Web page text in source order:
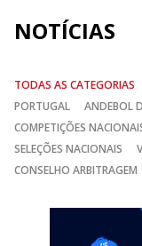
NOTÍCIAS
TODAS AS CATEGORIAS
PORTUGAL
ANDEBOL
COMPETIÇÕES
SELEÇÕES NACIONAIS
CONSELHO ARBITRAGEM